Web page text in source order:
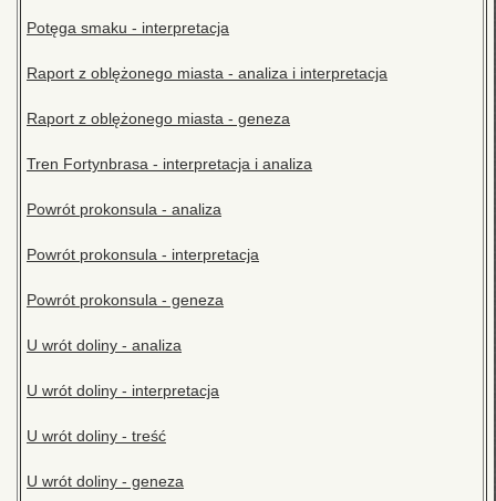
Potęga smaku - interpretacja
Raport z oblężonego miasta - analiza i interpretacja
Raport z oblężonego miasta - geneza
Tren Fortynbrasa - interpretacja i analiza
Powrót prokonsula - analiza
Powrót prokonsula - interpretacja
Powrót prokonsula - geneza
U wrót doliny - analiza
U wrót doliny - interpretacja
U wrót doliny - treść
U wrót doliny - geneza